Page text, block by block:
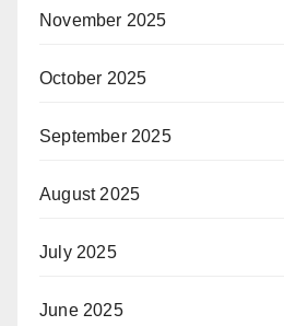
November 2025
October 2025
September 2025
August 2025
July 2025
June 2025